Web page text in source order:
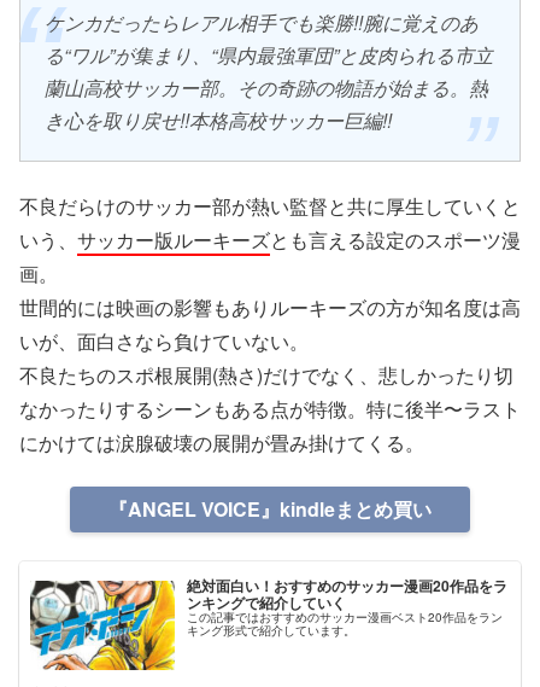
ケンカだったらレアル相手でも楽勝!!腕に覚えのあ
る“ワル”が集まり、“県内最強軍団”と皮肉られる市立
蘭山高校サッカー部。その奇跡の物語が始まる。熱
き心を取り戻せ!!本格高校サッカー巨編!!
不良だらけのサッカー部が熱い監督と共に厚生していくと
いう、 サッカー版ルーキーズとも言える設定のスポーツ漫
画。
世間的には映画の影響もありルーキーズの方が知名度は高
いが、面白さなら負けていない。
不良たちのスポ根展開(熱さ)だけでなく、悲しかったり切
なかったりするシーンもある点が特徴。特に後半〜ラスト
にかけては涙腺破壊の展開が畳み掛けてくる。
『ANGEL VOICE』kindleまとめ買い
絶対面白い！おすすめのサッカー漫画20作品をラ
ンキングで紹介していく
この記事ではおすすめのサッカー漫画ベスト20作品をラン
キング形式で紹介しています。